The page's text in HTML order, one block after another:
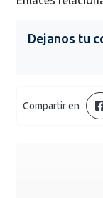
Dejanos tu
Compartir en